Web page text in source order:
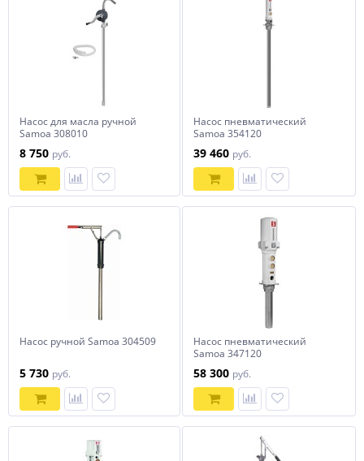
Насос для масла ручной
Samoa 308010
8 750 руб.
Насос пневматический
Samoa 354120
39 460 руб.
Насос ручной Samoa 304509
5 730 руб.
Насос пневматический
Samoa 347120
58 300 руб.